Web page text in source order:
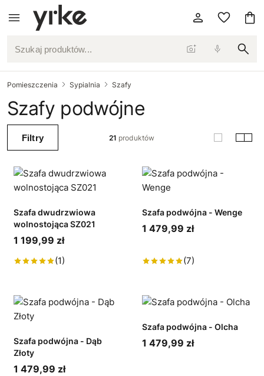
Szukaj produktów...
Pomieszczenia Sypialnia Szafy
Szafy podwójne
Filtry 21 produktów
Szafa dwudrzwiowa
wolnostojąca SZ021
1 199,99 zł
(1)
Szafa podwójna - Wenge
1 479,99 zł
(7)
Szafa podwójna - Dąb
Złoty
1 479,99 zł
Szafa podwójna - Olcha
1 479,99 zł